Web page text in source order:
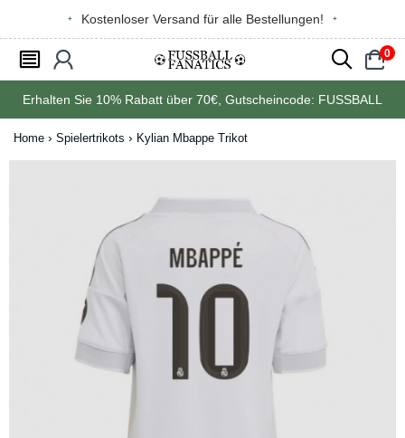
Kostenloser Versand für alle Bestellungen!
󰂩 󰃳 󰂨 0
󰃠
Erhalten Sie 10% Rabatt über 70€ , Gutscheincode: FUSSBALL
Home Spielertrikots Kylian Mbappe Trikot